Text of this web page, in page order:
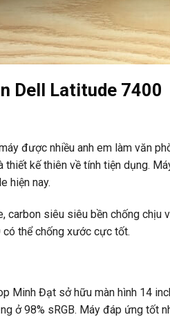
Dell Latitude 7400
được nhiều anh em làm văn
thiết kế thiên về tính tiện dụng.
hiện nay.
carbon siêu siêu bền chống
thể chống xước cực tốt.
Minh Đạt sở hữu màn hình 14
ở 98% sRGB. Máy đáp ứng tốt